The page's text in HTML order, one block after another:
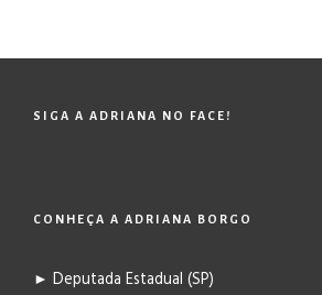
SIGA A ADRIANA NO FACE!
CONHEÇA A ADRIANA BORGO
► Deputada Estadual (SP)